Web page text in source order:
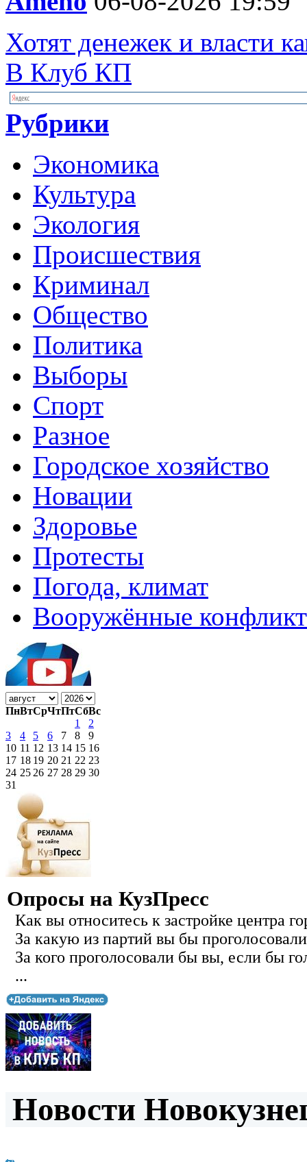
Хотят денежек и власти
В Клуб КП
Рубрики
Экономика
Культура
Экология
Происшествия
Криминал
Общество
Политика
Выборы
Спорт
Разное
Городское хозяйство
Новации
Здоровье
Протесты
Погода, климат
Вооружённые
ПнВтСрЧтПтСбВс
1
2
3
4 5 6 7 8
9
10 11 12 13 14 15 16
17 18 19 20 21 22 23
24 25 26 27 28 29 30
31
Опросы на КузПресс
Как вы относитесь к застройке центра
За какую из партий вы бы
За кого проголосовали бы вы, если бы
...
Новости